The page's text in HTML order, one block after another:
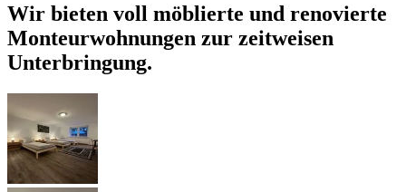
Wir bieten voll möblierte und renovierte
Monteurwohnungen zur zeitweisen
Unterbringung.